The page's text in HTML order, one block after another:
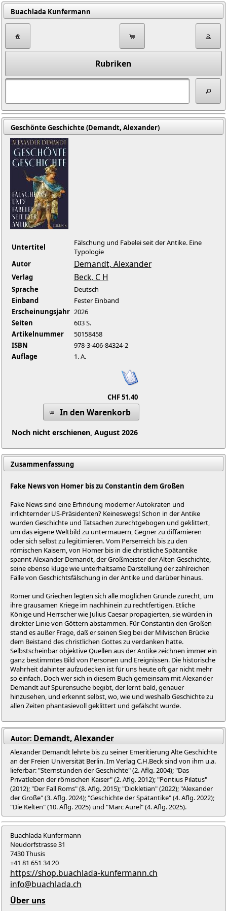
Buachlada Kunfermann
Rubriken
Geschönte Geschichte (Demandt, Alexander)
Untertitel
Fälschung und Fabelei seit der Antike. Eine
Typologie
Autor
Demandt, Alexander
Verlag Beck, C H
Sprache
Deutsch
Einband
Fester Einband
Erscheinungsjahr 2026
Seiten
603 S.
Artikelnummer
50158458
ISBN
978-3-406-84324-2
Auflage
1. A.
CHF 51.40
In den Warenkorb
Noch nicht erschienen, August 2026
Zusammenfassung
Fake News von Homer bis zu Constantin dem Großen
Fake News sind eine Erfindung moderner Autokraten und
irrlichternder US-Präsidenten? Keineswegs! Schon in der Antike
wurden Geschichte und Tatsachen zurechtgebogen und geklittert,
um das eigene Weltbild zu untermauern, Gegner zu diffamieren
oder sich selbst zu legitimieren. Vom Perserreich bis zu den
römischen Kaisern, von Homer bis in die christliche Spätantike
spannt Alexander Demandt, der Großmeister der Alten Geschichte,
seine ebenso kluge wie unterhaltsame Darstellung der zahlreichen
Fälle von Geschichtsfälschung in der Antike und darüber hinaus.
Römer und Griechen legten sich alle möglichen Gründe zurecht, um
ihre grausamen Kriege im nachhinein zu rechtfertigen. Etliche
Könige und Herrscher wie Julius Caesar propagierten, sie würden in
direkter Linie von Göttern abstammen. Für Constantin den Großen
stand es außer Frage, daß er seinen Sieg bei der Milvischen Brücke
dem Beistand des christlichen Gottes zu verdanken hatte.
Selbstscheinbar objektive Quellen aus der Antike zeichnen immer ein
ganz bestimmtes Bild von Personen und Ereignissen. Die historische
Wahrheit dahinter aufzudecken ist für uns heute oft gar nicht mehr
so einfach. Doch wer sich in diesem Buch gemeinsam mit Alexander
Demandt auf Spurensuche begibt, der lernt bald, genauer
hinzusehen, und erkennt selbst, wo, wie und weshalb Geschichte zu
allen Zeiten phantasievoll geklittert und gefälscht wurde.
Autor: Demandt, Alexander
Alexander Demandt lehrte bis zu seiner Emeritierung Alte Geschichte
an der Freien Universität Berlin. Im Verlag C.H.Beck sind von ihm u.a.
lieferbar: "Sternstunden der Geschichte" (2. Aflg. 2004); "Das
Privatleben der römischen Kaiser" (2. Aflg. 2012); "Pontius Pilatus"
(2012); "Der Fall Roms" (8. Aflg. 2015); "Diokletian" (2022); "Alexander
der Große" (3. Aflg. 2024); "Geschichte der Spätantike" (4. Aflg. 2022);
"Die Kelten" (10. Aflg. 2025) und "Marc Aurel" (4. Aflg. 2025).
Buachlada Kunfermann
Neudorfstrasse 31
7430 Thusis
+41 81 651 34 20
https://shop.buachlada-kunfermann.ch
info@buachlada.ch
Über uns